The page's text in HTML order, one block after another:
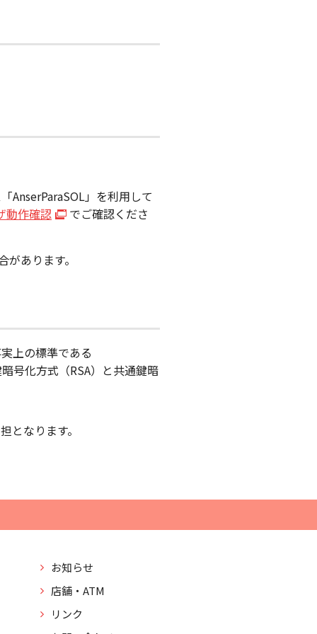
AnserParaSOL」を利用して
動作確認
でご確認くださ
あります。
上の標準である
号化方式（RSA）と共通鍵暗
となります。
お知らせ
店舗・ATM
リンク